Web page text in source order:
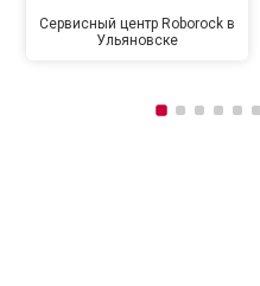
Сервисный центр Roborock в
Ульяновске